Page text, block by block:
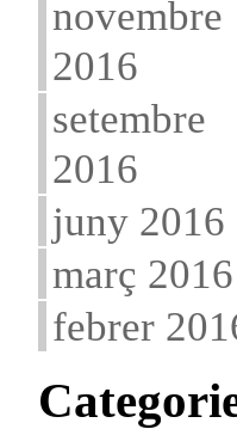
novembre
2016
setembre
2016
juny 2016
març 2016
febrer